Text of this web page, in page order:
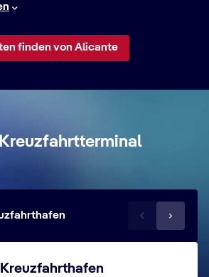
Strandaufenthalten bis zu
finden von Alicante